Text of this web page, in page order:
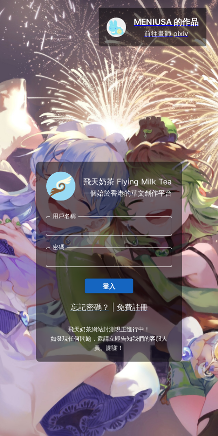
飛天奶茶 Flying Milk Tea
一個始於香港的華文創作平台
用戶名稱
密碼
登入
忘記密碼？ 免費註冊
飛天奶茶網站封測現正進行中！
如發現任何問題，還請立即告知我們的客服人
員。謝謝！
MENIUSA 的作品
前往畫師 pixiv